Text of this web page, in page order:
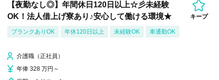
【夜勤なし◎】年間休日120日以上☆彡未経験
OK！法人借上げ寮あり♪安心して働ける環境★
キープ
ブランクありOK 年休120日以上 未経験OK 車通勤OK
介護職（正社員）
年俸 328 万円～